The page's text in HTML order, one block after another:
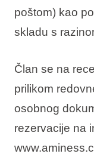
poštom) kao
skladu s
Član se na
prilikom
osobnog
rezervacije na